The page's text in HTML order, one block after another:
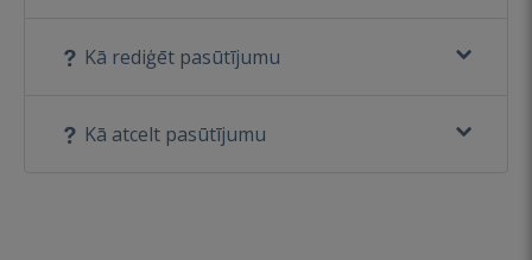
Kā rediģēt pasūtījumu
Kā atcelt pasūtījumu